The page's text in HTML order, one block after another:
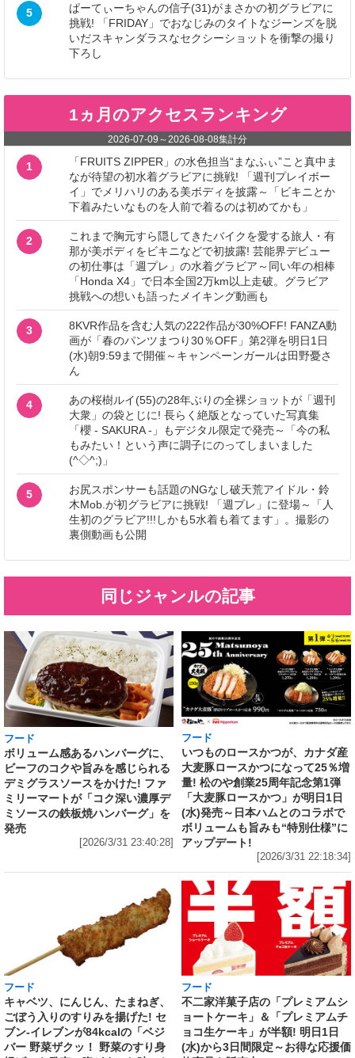
5
ぱーてぃーちゃんの信子(31)がまさかの初グラビアに
挑戦! 「FRIDAY」でおなじみのタイトなジーンズを脱
いだスキャンダラスなセクシーショットを衝撃の撮り
下ろし
1ヵ月のアクセスランキング
2026-07-09 ～2026-08-08集計分
1
「FRUITS ZIPPER」の水色担当“まなふぃ”こと真中ま
なが待望の初水着グラビアに挑戦! 「週刊プレイボー
イ」でメリハリのある美ボディを披露～「ビキニとか
下着みたいなものを人前で着るのは初めてかも」
2
これまで胸元すら隠してきたバイクを愛する旅人・有
那が美ボディをビキニなどで初披露! 芸能界デビュー
の初仕事は「週プレ」の水着グラビア～同い年の相棒
「Honda X4」で日本全国2万km以上走破。グラビア
挑戦への想いも語ったメイキング動画も
3
8KVR作品を含む人気の222作品が30%OFF! FANZA動
画が「春のパンツまつり30％OFF」第2弾を明日1日
(水)朝9:59まで開催～キャンペーンガールは田野憂さ
ん
4
あの桜樹ルイ(55)の28年ぶりの全裸ショットが「週刊
大衆」の袋とじに! 長らく絶版となっていた写真集
「櫻 - SAKURA -」もデジタル限定で発売～「今の私
もみたい！という声に調子にのってしまいました
(^◇^;)」
5
お尻スポンサーも話題のNGなし破天荒アイドル・鈴
木Mob.が初グラビアに挑戦! 「週プレ」に登場～「人
生初のグラビア!!!しかも5水着も着てます」。撮影の
裏側動画も公開
同じジャンルの記事
フード
ボリューム感あるハンバーグに、
ビーフのコクや旨みを感じられる
デミグラスソースをかけた! ファ
ミリーマートが「コク深い濃厚デ
ミソースの鉄板焼ハンバーグ」を
発売
[2026/3/31 23:40:28]
フード
いつものロースかつが、カナダ産
大麦豚ロースかつになって25％増
量! 松のや創業25周年記念第1弾
「大麦豚ロースかつ」が明日1日
(水)発売～日本ハムとのコラボで
ボリュームも旨みも“特別仕様”に
アップデート!
[2026/3/31 22:18:34]
フード
キャベツ、にんじん、たまねぎ、
ごぼう入りのすりみを揚げた! セ
ブン‐イレブンが84kcalの「ベジ
バー 野菜ザクッ！ 野菜のすり身
フード
不二家洋菓子店の「プレミアムシ
ョートケーキ」＆「プレミアムチ
ョコ生ケーキ」が半額! 明日1日
(水)から3日間限定～お得な応援価